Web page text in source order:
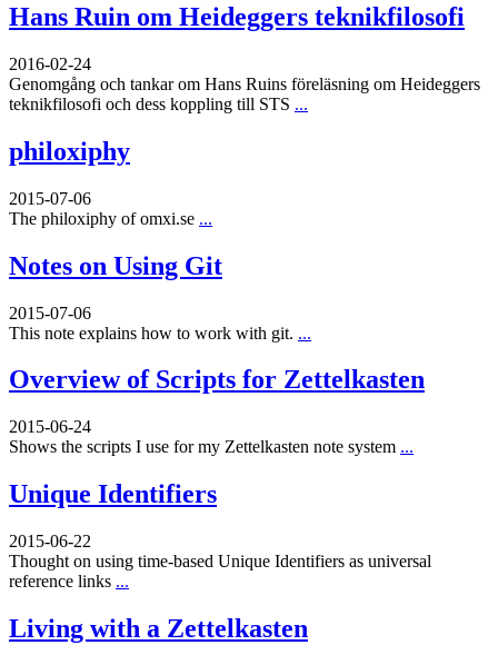
Hans Ruin om Heideggers teknikfilosofi
2016-02-24
Genomgång och tankar om Hans Ruins föreläsning om Heideggers
teknikfilosofi och dess koppling till STS ...
philoxiphy
2015-07-06
The philoxiphy of omxi.se ...
Notes on Using Git
2015-07-06
This note explains how to work with git. ...
Overview of Scripts for Zettelkasten
2015-06-24
Shows the scripts I use for my Zettelkasten note system ...
Unique Identifiers
2015-06-22
Thought on using time-based Unique Identifiers as universal
reference links ...
Living with a Zettelkasten